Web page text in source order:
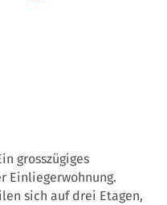
grosszügiges
Einliegerwohnung.
sich auf drei Etagen,